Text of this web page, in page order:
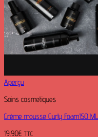
Aperçu
Soins cosmetiques
Crème mousse Curly Foam150
19.90€ TTC